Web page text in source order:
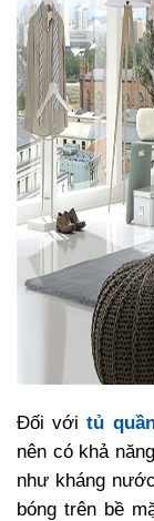
Đối vớitủ
nên có khả
như kháng
bóng trên bề